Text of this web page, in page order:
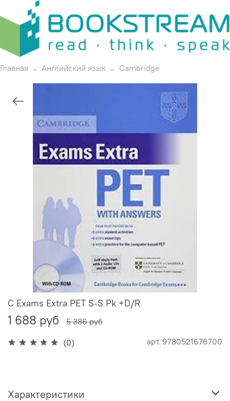
Главная Английский язык Cambridge
(0) арт. 9780521676700
C Exams Extra PET S-S Pk +D/R
1 688 руб 5 386 руб
Характеристики